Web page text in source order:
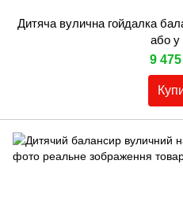
Дитяча вулична гойдалка
або у
9